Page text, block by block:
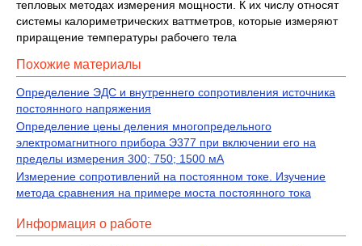
тепловых методах измерения мощности. К их числу относят
системы калориметрических ваттметров, которые измеряют
приращение температуры рабочего тела
Похожие материалы
Определение ЭДС и внутреннего сопротивления источника
постоянного напряжения
Определение цены деления многопредельного
электромагнитного прибора Э377 при включении его на
пределы измерения 300; 750; 1500 мА
Измерение сопротивлений на постоянном токе. Изучение
метода сравнения на примере моста постоянного тока
Информация о работе